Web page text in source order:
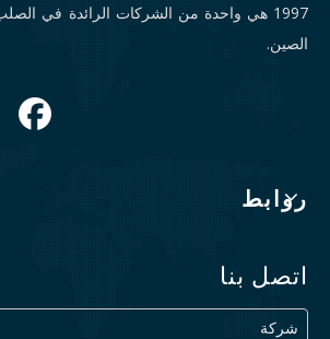
1997 هي واحدة من الشركات الرائدة في
الصين.
روابط
اتصل بنا